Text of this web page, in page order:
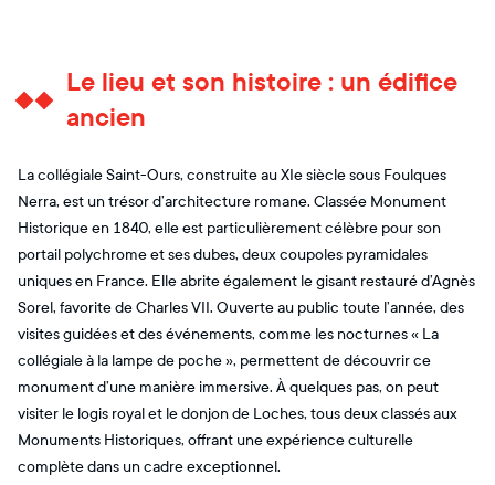
Le lieu et son histoire : un édifice
ancien
La collégiale Saint-Ours, construite au XIe siècle sous Foulques
Nerra, est un trésor d’architecture romane. Classée Monument
Historique en 1840, elle est particulièrement célèbre pour son
portail polychrome et ses dubes, deux coupoles pyramidales
uniques en France. Elle abrite également le gisant restauré d’Agnès
Sorel, favorite de Charles VII. Ouverte au public toute l’année, des
visites guidées et des événements, comme les nocturnes « La
collégiale à la lampe de poche », permettent de découvrir ce
monument d’une manière immersive. À quelques pas, on peut
visiter le logis royal et le donjon de Loches, tous deux classés aux
Monuments Historiques, offrant une expérience culturelle
complète dans un cadre exceptionnel.